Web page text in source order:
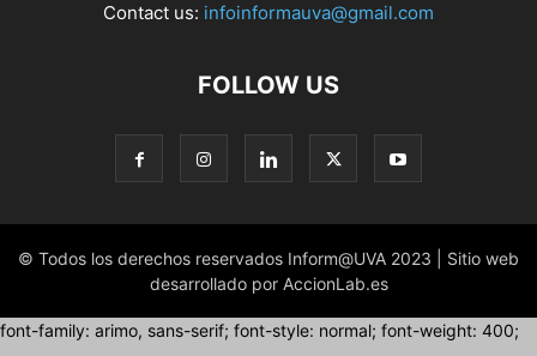
Contact us: infoinformauva@gmail.com
FOLLOW US
© Todos los derechos reservados Inform@UVA 2023 | Sitio web
desarrollado por AccionLab.es
font-family: arimo, sans-serif; font-style: normal; font-weight: 400;